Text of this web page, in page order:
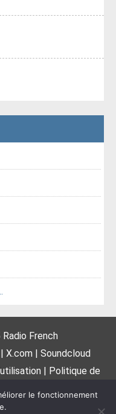
Radio French
| X.com | Soundcloud
| Politique de
le fonctionnement